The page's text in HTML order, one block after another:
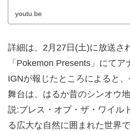
youtu.be
詳細は、2月27日(土)に放送さ
「Pokemon Presents」にてア
IGNが報じたところによると
舞台は、はるか昔のシンオウ
説:ブレス・オブ・ザ・ワイル
る広大な自然に囲まれた世界